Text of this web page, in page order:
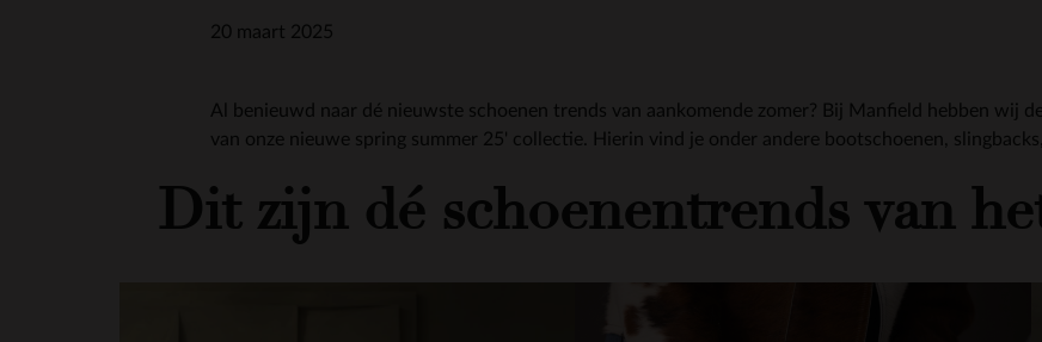
20 maart 2025
Al benieuwd naar dé nieuwste schoenen trends van aankomende zomer? Bij Manfield hebben wij
van onze nieuwe spring summer 25' collectie. Hierin vind je onder andere bootschoenen,
Dit zijn dé schoenentrends van